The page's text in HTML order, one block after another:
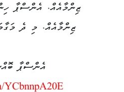
ޒިންމާއެއް. އެންސްޕާ
ޒިންމާއެއް. މި ދެ
އެންސްޕާ